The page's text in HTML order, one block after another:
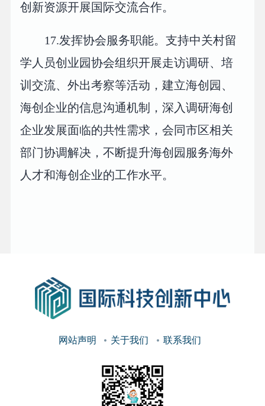
创新资源开展国际交流合作。
17.发挥协会服务职能。支持中关村留
学人员创业园协会组织开展走访调研、培
训交流、外出考察等活动，建立海创园、
海创企业的信息沟通机制，深入调研海创
企业发展面临的共性需求，会同市区相关
部门协调解决，不断提升海创园服务海外
人才和海创企业的工作水平。
网站声明 关于我们 联系我们